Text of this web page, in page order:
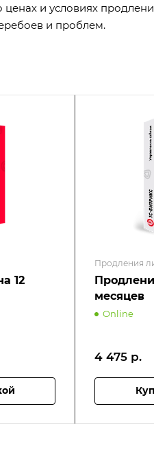
и условиях
и проблем.
12
Продления
месяцев
Online
4 475 р.